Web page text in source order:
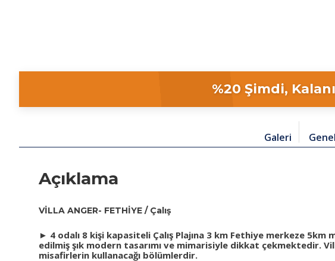
%20 Şimdi,
Galeri Genel
Açıklama
VİLLA ANGER- FETHİYE / Çalış
► 4 odalı 8 kişi kapasiteli Çalış Plajına 3 km Fethiye merkeze
edilmiş şık modern tasarımı ve mimarisiyle dikkat çekmektedir.
misafirlerin kullanacağı bölümlerdir.